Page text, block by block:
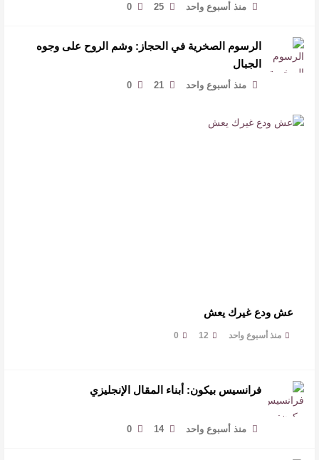
منذ أسبوع واحد 25
0
الرسوم الصخرية في الحجاز: وشم الروح على وجوه
الجبال
منذ أسبوع واحد 21
0
عش ودع غيرك يعش
منذ أسبوع واحد 12
0
فرانسيس بيكون: أبناء المقال الإنجليزي
منذ أسبوع واحد 14
0